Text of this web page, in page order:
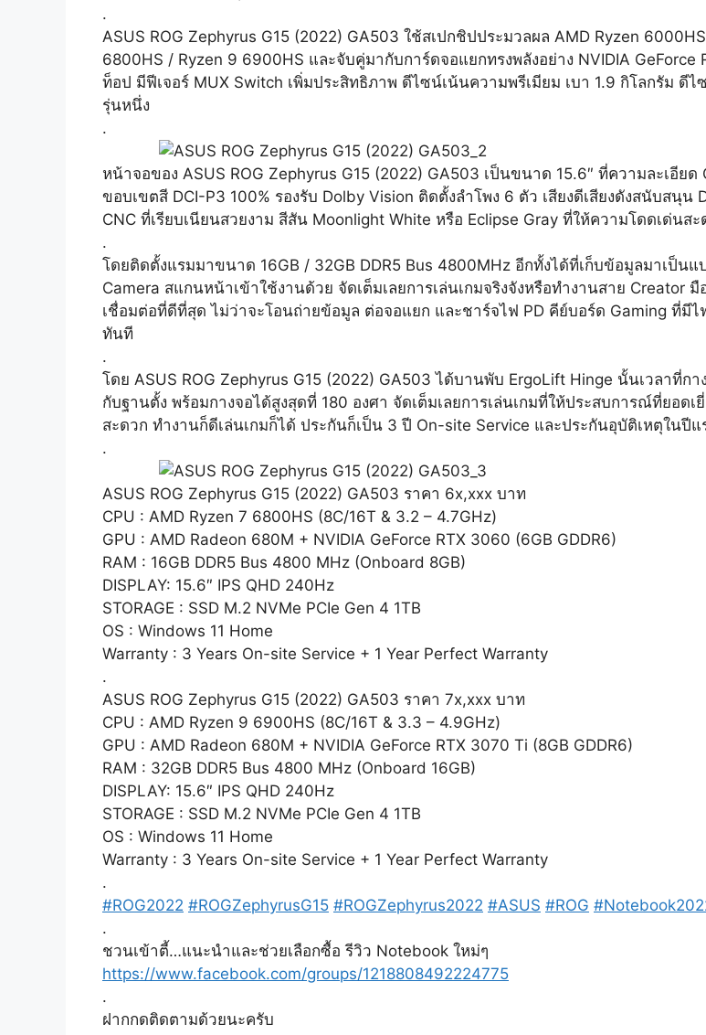
.
ASUS ROG Zephyrus G15 (2022) GA503 ใช้สเปกชิปประมวลผล AMD Ryzen
6800HS / Ryzen 9 6900HS และจับคู่มากับการ์ดจอแยกทรงพลังอย่าง NVIDIA
ท็อป มีฟีเจอร์ MUX Switch เพิ่มประสิทธิภาพ ดีไซน์เน้นความพรีเมียม เบา 1.9 กิโลกรัม
รุ่นหนึ่ง
.
หน้าจอของ ASUS ROG Zephyrus G15 (2022) GA503 เป็นขนาด 15.6″ ที่ความละเอีย
ขอบเขตสี DCI-P3 100% รองรับ Dolby Vision ติดตั้งลำโพง 6 ตัว เสียงดีเสียงดังสนับสนุ
CNC ที่เรียบเนียนสวยงาม สีสัน Moonlight White หรือ Eclipse Gray ที่ให้ความโดดเด่นส
.
โดยติดตั้งแรมมาขนาด 16GB / 32GB DDR5 Bus 4800MHz อีกทั้งได้ที่เก็บข้อมูลมาเป็น
Camera สแกนหน้าเข้าใช้งานด้วย จัดเต็มเลยการเล่นเกมจริงจังหรือทำงานสาย Creator
เชื่อมต่อที่ดีที่สุด ไม่ว่าจะโอนถ่ายข้อมูล ต่อจอแยก และชาร์จไฟ PD คีย์บอร์ด Gaming ที่มี
ทันที
.
โดย ASUS ROG Zephyrus G15 (2022) GA503 ได้บานพับ ErgoLift Hinge นั้นเวลาที่
กับฐานตั้ง พร้อมกางจอได้สูงสุดที่ 180 องศา จัดเต็มเลยการเล่นเกมที่ให้ประสบการณ์ที่ยอ
สะดวก ทำงานก็ดีเล่นเกมก็ได้ ประกันก็เป็น 3 ปี On-site Service และประกันอุบัติเหตุในปี
.
ASUS ROG Zephyrus G15 (2022) GA503 ราคา 6x,xxx บาท
CPU : AMD Ryzen 7 6800HS (8C/16T & 3.2 – 4.7GHz)
GPU : AMD Radeon 680M + NVIDIA GeForce RTX 3060 (6GB GDDR6)
RAM : 16GB DDR5 Bus 4800 MHz (Onboard 8GB)
DISPLAY: 15.6″ IPS QHD 240Hz
STORAGE : SSD M.2 NVMe PCIe Gen 4 1TB
OS : Windows 11 Home
Warranty : 3 Years On-site Service + 1 Year Perfect Warranty
.
ASUS ROG Zephyrus G15 (2022) GA503 ราคา 7x,xxx บาท
CPU : AMD Ryzen 9 6900HS (8C/16T & 3.3 – 4.9GHz)
GPU : AMD Radeon 680M + NVIDIA GeForce RTX 3070 Ti (8GB GDDR6)
RAM : 32GB DDR5 Bus 4800 MHz (Onboard 16GB)
DISPLAY: 15.6″ IPS QHD 240Hz
STORAGE : SSD M.2 NVMe PCIe Gen 4 1TB
OS : Windows 11 Home
Warranty : 3 Years On-site Service + 1 Year Perfect Warranty
.
#ROG2022 #ROGZephyrusG15 #ROGZephyrus2022 #ASUS #ROG
.
ชวนเข้าตี้…แนะนำและช่วยเลือกซื้อ รีวิว Notebook ใหม่ๆ
https://www.facebook.com/groups/1218808492224775
.
ฝากกดติดตามด้วยนะครับ